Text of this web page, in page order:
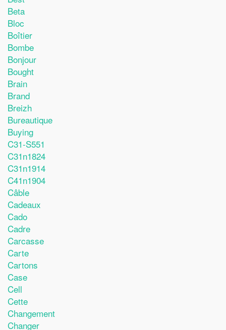
Beta
Bloc
Boîtier
Bombe
Bonjour
Bought
Brain
Brand
Breizh
Bureautique
Buying
C31-S551
C31n1824
C31n1914
C41n1904
Câble
Cadeaux
Cado
Cadre
Carcasse
Carte
Cartons
Case
Cell
Cette
Changement
Changer